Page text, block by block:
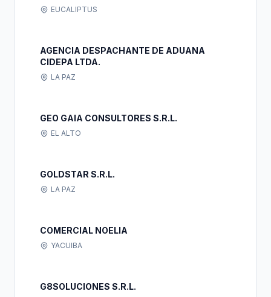
EUCALIPTUS
AGENCIA DESPACHANTE DE ADUANA
CIDEPA LTDA.
LA PAZ
GEO GAIA CONSULTORES S.R.L.
EL ALTO
GOLDSTAR S.R.L.
LA PAZ
COMERCIAL NOELIA
YACUIBA
G8SOLUCIONES S.R.L.